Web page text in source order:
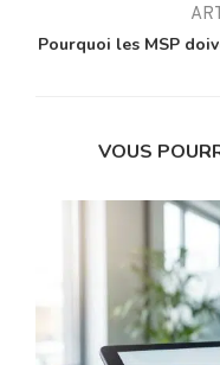
Pourquoi les MSP
VOUS